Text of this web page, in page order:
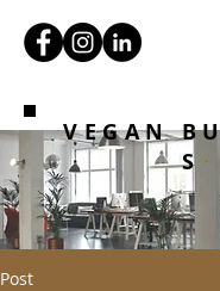
VEGAN
S
Post